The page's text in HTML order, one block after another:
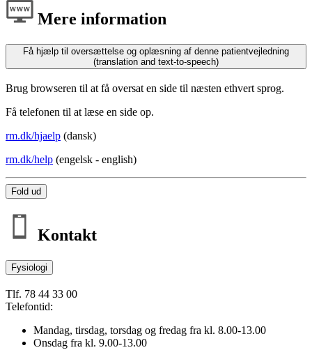
Mere information
Få hjælp til oversættelse og oplæsning af denne patientvejledning
(translation and text-to-speech)
Brug browseren til at få oversat en side til næsten ethvert sprog.
Få telefonen til at læse en side op.
rm.dk/hjaelp (dansk)
rm.dk/help (engelsk - english)
Fold ud
Kontakt
Fysiologi
Tlf. 78 44 33 00
Telefontid:
Mandag, tirsdag, torsdag og fredag fra kl. 8.00-13.00
Onsdag fra kl. 9.00-13.00